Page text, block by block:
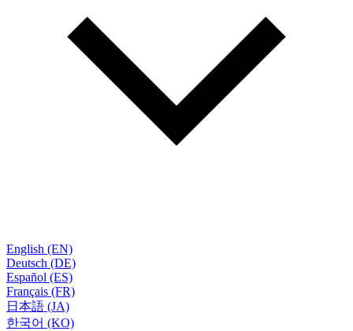
English (EN)
Deutsch (DE)
Español (ES)
Français (FR)
日本語 (JA)
한국어 (KO)